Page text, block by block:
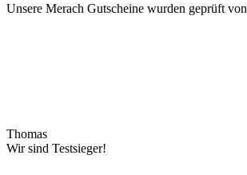
Unsere Merach Gutscheine wurden geprüft von
Thomas
Wir sind Testsieger!